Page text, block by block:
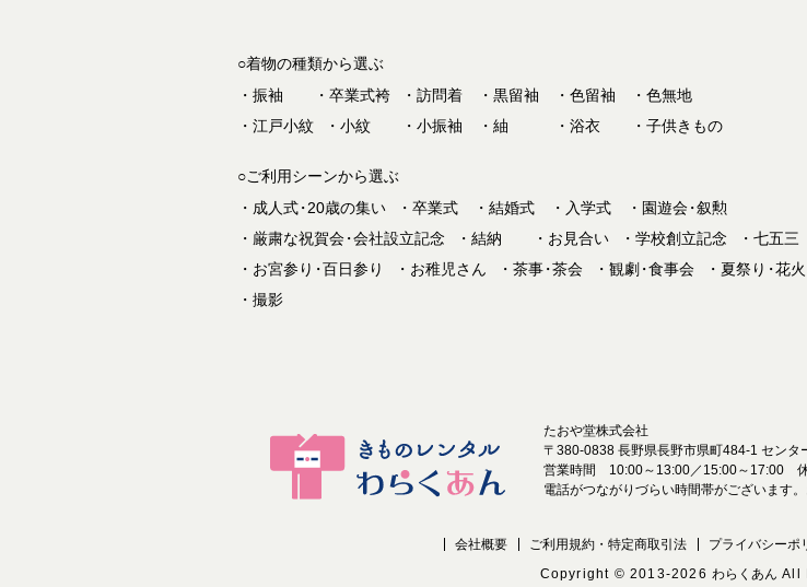
○着物の種類から選ぶ
振袖
卒業式袴 訪問着 黒留袖 色留袖
色無地
江戸小紋
小紋 小振袖 紬 浴衣 子供きもの
○ご利用シーンから選ぶ
成人式・20歳の集い 卒業式 結婚式 入学式 園遊会・叙勲
厳粛な祝賀会・会社設立記念 結納 お見合い 学校創立記念
七五三
お宮参り ・百日参り お稚児さん 茶事・茶会 観劇 ・食事会 夏祭り ・花火
撮影
たおや堂株式会社
〒380-0838 長野県長野市県町484-1 セン
営業時間 10:00～13:00／15:00～17:00 休
電話がつながりづらい時間帯がございます
会社概要 ご利用規約・特定商取引法 プライバシーポ
Copyright © 2013-2026わらくあん All